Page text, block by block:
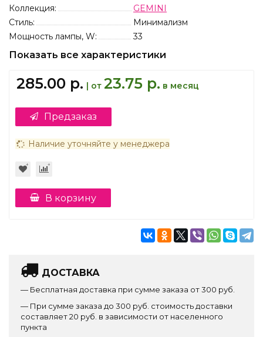
Коллекция:
GEMINI
Стиль:
Минимализм
Мощность лампы, W:
33
Показать все характеристики
285.00 р. | от 23.75 р. в месяц
Предзаказ
Наличие уточняйте у менеджера
В корзину
ДОСТАВКА
— Бесплатная доставка при сумме заказа от 300 руб.
— При сумме заказа до 300 руб. стоимость доставки
составляет 20 руб. в зависимости от населенного
пункта